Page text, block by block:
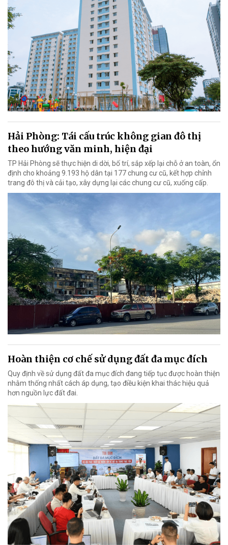
Hải Phòng: Tái cấu trúc không gian đô thị
theo hướng văn minh, hiện đại
TP Hải Phòng sẽ thực hiện di dời, bố trí, sắp xếp lại chỗ ở an toàn, ổn
định cho khoảng 9.193 hộ dân tại 177 chung cư cũ, kết hợp chỉnh
trang đô thị và cải tạo, xây dựng lại các chung cư cũ, xuống cấp.
Hoàn thiện cơ chế sử dụng đất đa mục đích
Quy định về sử dụng đất đa mục đích đang tiếp tục được hoàn thiện
nhằm thống nhất cách áp dụng, tạo điều kiện khai thác hiệu quả
hơn nguồn lực đất đai.